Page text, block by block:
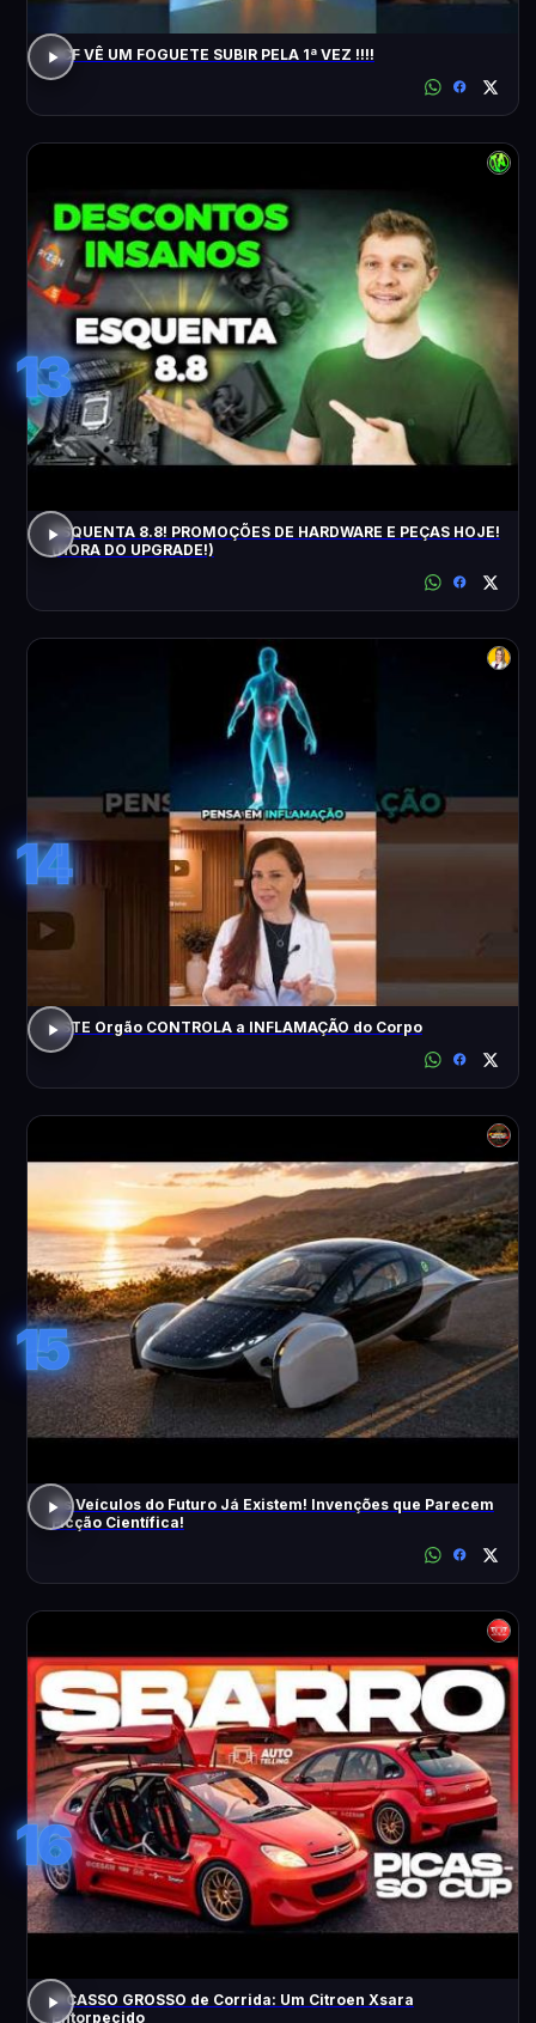
ACF VÊ UM FOGUETE SUBIR PELA 1ª VEZ !!!!
13
ESQUENTA 8.8! PROMOÇÕES DE HARDWARE E PEÇAS HOJE!
(HORA DO UPGRADE!)
14
ESTE Orgão CONTROLA a INFLAMAÇÃO do Corpo
15
Os Veículos do Futuro Já Existem! Invenções que Parecem
Ficção Científica!
16
PICASSO GROSSO de Corrida: Um Citroen Xsara
Entorpecido